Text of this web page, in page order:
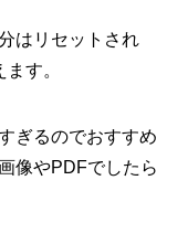
はリセットされ
す。
ぎるのでおすすめ
像やPDFでしたら